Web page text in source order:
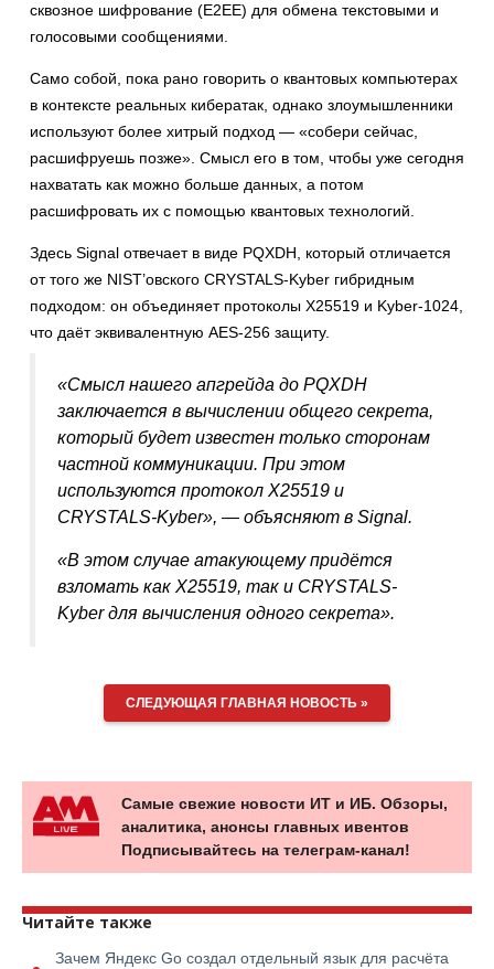
сквозное шифрование (E2EE) для обмена текстовыми и
голосовыми сообщениями.
Само собой, пока рано говорить о квантовых компьютерах
в контексте реальных кибератак, однако злоумышленники
используют более хитрый подход — «собери сейчас,
расшифруешь позже». Смысл его в том, чтобы уже сегодня
нахватать как можно больше данных, а потом
расшифровать их с помощью квантовых технологий.
Здесь Signal отвечает в виде PQXDH, который отличается
от того же NIST’овского CRYSTALS-Kyber гибридным
подходом: он объединяет протоколы X25519 и Kyber-1024,
что даёт эквивалентную AES-256 защиту.
«Смысл нашего апгрейда до PQXDH
заключается в вычислении общего секрета,
который будет известен только сторонам
частной коммуникации. При этом
используются протокол X25519 и
CRYSTALS-Kyber», — объясняют в Signal.
«В этом случае атакующему придётся
взломать как X25519, так и CRYSTALS-
Kyber для вычисления одного секрета».
СЛЕДУЮЩАЯ ГЛАВНАЯ НОВОСТЬ »
Самые свежие новости ИТ и ИБ. Обзоры,
аналитика, анонсы главных ивентов
Подписывайтесь на телеграм-канал!
Читайте также
Зачем Яндекс Go создал отдельный язык для расчёта